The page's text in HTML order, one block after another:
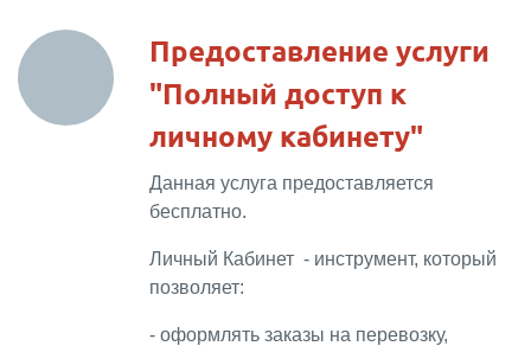
Предоставление услуги
"Полный доступ к
личному кабинету"
Данная услуга предоставляется
бесплатно.
Личный Кабинет - инструмент, который
позволяет:
- оформлять заказы на перевозку,